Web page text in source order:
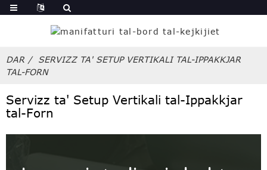
DAR
SERVIZZ TA' SETUP VERTIKALI TAL-IPPAKKJAR
TAL-FORN
Servizz ta' Setup Vertikali tal-Ippakkjar
tal-Forn